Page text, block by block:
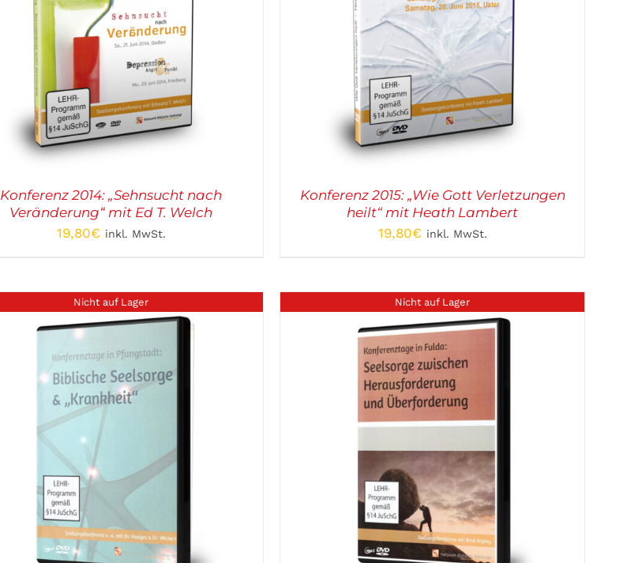
Konferenz 2014: „Sehnsucht nach
Veränderung“ mit Ed T. Welch
19,80€ inkl. MwSt.
DETAILS
Konferenz 2015: „Wie Gott Verletzungen
heilt“ mit Heath Lambert
19,80€ inkl. MwSt.
Nicht auf Lager Nicht auf Lager